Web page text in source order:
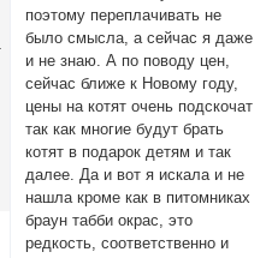
поэтому переплачивать не
было смысла, а сейчас я даже
и не знаю. А по поводу цен,
сейчас ближе к Новому году,
цены на котят очень подскочат
так как многие будут брать
котят в подарок детям и так
далее. Да и вот я искала и не
нашла кроме как в питомниках
браун табби окрас, это
редкость, соответственно и